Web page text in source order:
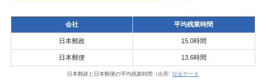
会社 平均残業時間
日本郵政 15.0時間
日本郵便 13.6時間
日本郵政と日本郵便の平均残業時間（出所: 社会データ